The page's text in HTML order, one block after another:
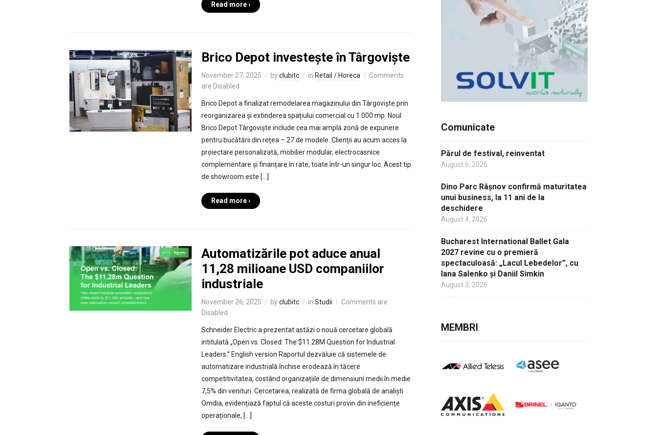
Read more ›
Brico Depot investește în Târgoviște
November 27, 2025 byclubitc in Retail / Horeca
Comments
are Disabled
Brico Depot a finalizat remodelarea magazinului din Târgoviște prin
reorganizarea și extinderea spațiului comercial cu 1.000 mp. Noul
Brico Depot Târgoviște include cea mai amplă zonă de expunere
pentru bucătării din rețea – 27 de modele. Clienții au acum acces la
proiectare personalizată, mobilier modular, electrocasnice
complementare și finanțare în rate, toate într-un singur loc. Acest tip
de showroom este […]
Read more ›
Automatizările pot aduce anual
11,28 milioane USD companiilor
industriale
November 26, 2025 byclubitc in Studii
Comments are
Disabled
Schneider Electric a prezentat astăzi o nouă cercetare globală
intitulată „Open vs. Closed: The $11.28M Question for Industrial
Leaders.” English version Raportul dezvăluie că sistemele de
automatizare industrială închise erodează în tăcere
competitivitatea, costând organizațiile de dimensiuni medii în medie
7,5% din venituri. Cercetarea, realizată de firma globală de analiști
Omdia, evidențiază faptul că aceste costuri provin din ineficiențe
operaționale, […]
Comunicate
Părul de festival, reinventat
August 6, 2026
Dino Parc Râșnov confirmă maturitatea
unui business, la 11 ani de la
deschidere
August 4, 2026
Bucharest International Ballet Gala
2027 revine cu o premieră
spectaculoasă: „Lacul Lebedelor”, cu
Iana Salenko și Daniil Simkin
August 3, 2026
MEMBRI